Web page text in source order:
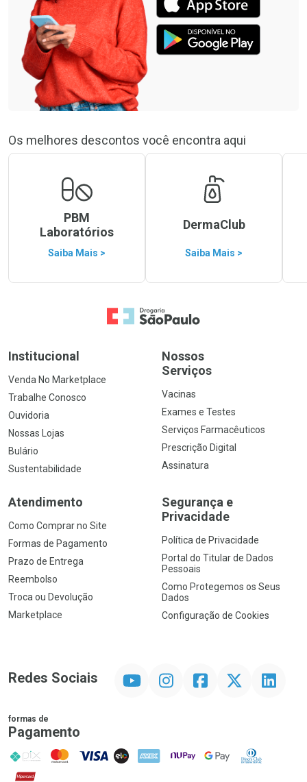
Os melhores descontos você encontra aqui
PBM
Laboratórios
Saiba Mais >
DermaClub
Saiba Mais >
Ir para a Home
Institucional
Venda No Marketplace
Trabalhe Conosco
Ouvidoria
Nossas Lojas
Bulário
Sustentabilidade
Nossos
Serviços
Vacinas
Exames e Testes
Serviços Farmacêuticos
Prescrição Digital
Assinatura
Atendimento
Como Comprar no Site
Formas de Pagamento
Prazo de Entrega
Reembolso
Troca ou Devolução
Marketplace
Segurança e
Privacidade
Política de Privacidade
Portal do Titular de Dados
Pessoais
Como Protegemos os Seus
Dados
Configuração de Cookies
Redes Sociais InstagramFacebookTwitter Linkedin
formas de
Pagamento
PIX MasterCard
VISA ELO AMEX NuPay Google PayDiners Club
Hipercard